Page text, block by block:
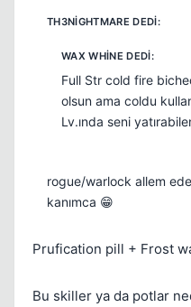
Full Str cold fire
olsun ama coldu
Lv.ında seni
rogue/warlock allem
kanımca 😁
Prufication pill + Frost
Bu skiller ya da potlar